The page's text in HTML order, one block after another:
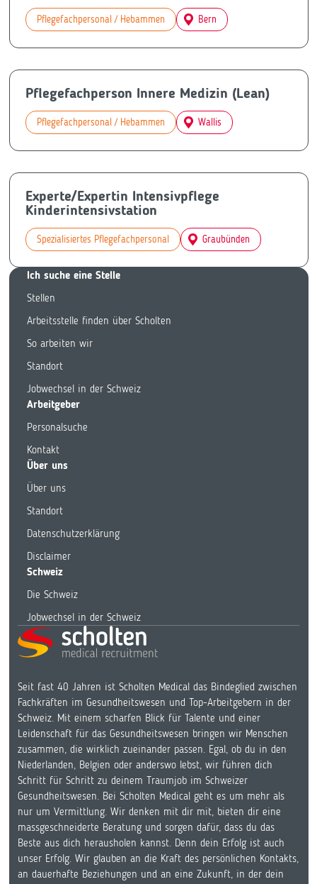
Pflegefachpersonal / Hebammen Bern
Pflegefachperson Innere Medizin (Lean)
Pflegefachpersonal / Hebammen Wallis
Experte/Expertin Intensivpflege
Kinderintensivstation
Spezialisiertes Pflegefachpersonal Graubünden
Ich suche eine Stelle
Stellen
Arbeitsstelle finden über Scholten
So arbeiten wir
Standort
Jobwechsel in der Schweiz
Arbeitgeber
Personalsuche
Kontakt
Über uns
Über uns
Standort
Datenschutzerklärung
Disclaimer
Schweiz
Die Schweiz
Jobwechsel in der Schweiz
Seit fast 40 Jahren ist Scholten Medical das Bindeglied zwischen
Fachkräften im Gesundheitswesen und Top-Arbeitgebern in der
Schweiz. Mit einem scharfen Blick für Talente und einer
Leidenschaft für das Gesundheitswesen bringen wir Menschen
zusammen, die wirklich zueinander passen. Egal, ob du in den
Niederlanden, Belgien oder anderswo lebst, wir führen dich
Schritt für Schritt zu deinem Traumjob im Schweizer
Gesundheitswesen. Bei Scholten Medical geht es um mehr als
nur um Vermittlung. Wir denken mit dir mit, bieten dir eine
massgeschneiderte Beratung und sorgen dafür, dass du das
Beste aus dich herausholen kannst. Denn dein Erfolg ist auch
unser Erfolg. Wir glauben an die Kraft des persönlichen Kontakts,
an dauerhafte Beziehungen und an eine Zukunft, in der dein